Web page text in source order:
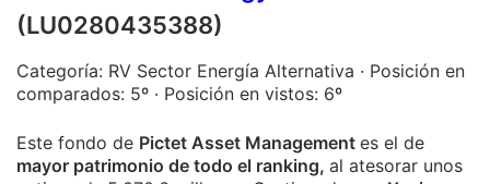
(LU0280435388)
Categoría: RV Sector Energía Alternativa · Posición en
comparados: 5º · Posición en vistos: 6º
Este fondo de Pictet Asset Management es el de
mayor patrimonio de todo el ranking, al atesorar unos